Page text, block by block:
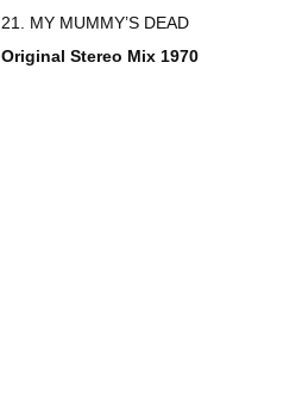
21. MY MUMMY’S DEAD
Original Stereo Mix 1970